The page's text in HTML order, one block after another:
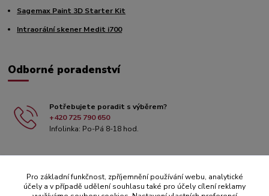
Sagemax Paint 3D Starter Kit
Intraorální skener Medit i700
Odborné poradenství
Potřebujete poradit s výběrem?
+420 725 790 650
Infolinka: Po-Pá 8-18 hod.
Pro základní funkčnost, zpříjemnění používání webu, analytické
účely a v případě udělení souhlasu také pro účely cílení reklamy